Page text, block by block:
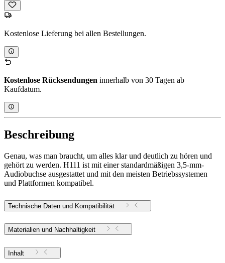
Kostenlose Lieferung bei allen Bestellungen.
Kostenlose Rücksendungen innerhalb von 30 Tagen ab
Kaufdatum.
Beschreibung
Genau, was man braucht, um alles klar und deutlich zu hören und
gehört zu werden. H111 ist mit einer standardmäßigen 3,5-mm-
Audiobuchse ausgestattet und mit den meisten Betriebssystemen
und Plattformen kompatibel.
Technische Daten und Kompatibilität
Materialien und Nachhaltigkeit
Inhalt